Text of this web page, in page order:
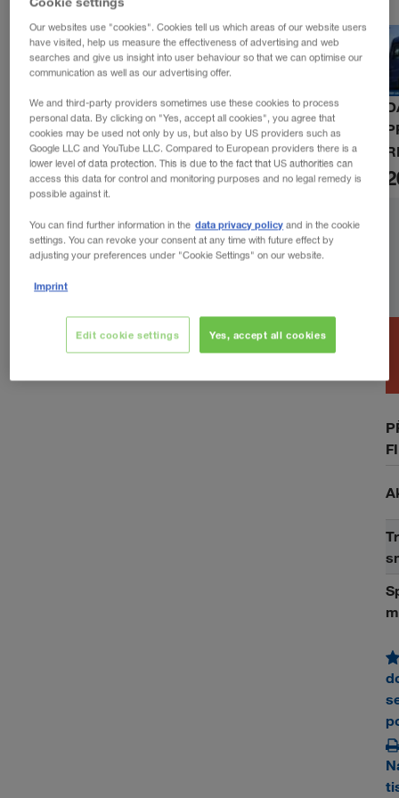
Our websites use "cookies". Cookies tell us which areas of our website users
have visited, help us measure the effectiveness of advertising and web
searches and give us insight into user behaviour so that we can optimise our
communication as well as our advertising offer.
We and third-party providers sometimes use these cookies to process
personal data. By clicking on "Yes, accept all cookies", you agree that
cookies may be used not only by us, but also by US providers such as
Google LLC and YouTube LLC. Compared to European providers there is a
lower level of data protection. This is due to the fact that US authorities can
access this data for control and monitoring purposes and no legal remedy is
possible against it.
You can find further information in the data privacy policy and in the cookie
settings. You can revoke your consent at any time with future effect by
adjusting your preferences under "Cookie Settings" on our website.
Imprint
Yes, accept all cookies
Edit cookie settings